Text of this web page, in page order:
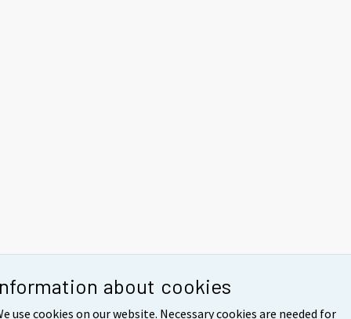
about cookies
use cookies on our website. Necessary cookies are needed for